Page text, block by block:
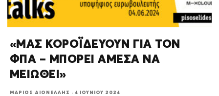
«ΜΑΣ ΚΟΡΟΪΔΕΥΟΥΝ ΓΙΑ ΤΟΝ
ΦΠΑ – ΜΠΟΡΕΙ ΑΜΕΣΑ ΝΑ
ΜΕΙΩΘΕΙ»
ΜΆΡΙΟΣ ΔΙΟΝΈΛΛΗΣ · 4 ΙΟΥΝΊΟΥ 2024